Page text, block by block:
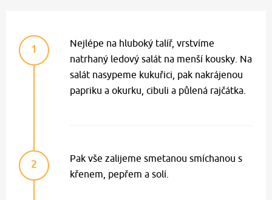
1
Nejlépe na hluboký talíř, vrstvíme
natrhaný ledový salát na menší kousky. Na
salát nasypeme kukuřici, pak nakrájenou
papriku a okurku, cibuli a půlená rajčátka.
2
Pak vše zalijeme smetanou smíchanou s
křenem, pepřem a solí.